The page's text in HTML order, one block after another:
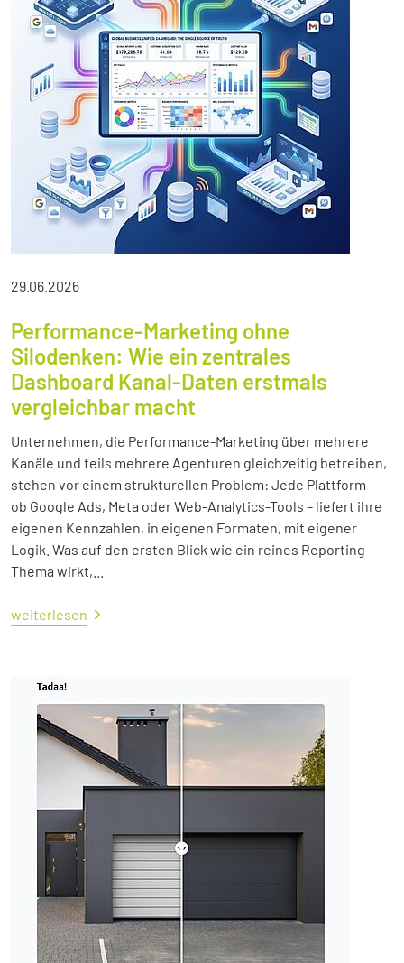
29.06.2026
Performance-Marketing ohne
Silodenken: Wie ein zentrales
Dashboard Kanal-Daten erstmals
vergleichbar macht
Unternehmen, die Performance-Marketing über mehrere
Kanäle und teils mehrere Agenturen gleichzeitig betreiben,
stehen vor einem strukturellen Problem: Jede Plattform –
ob Google Ads, Meta oder Web-Analytics-Tools – liefert ihre
eigenen Kennzahlen, in eigenen Formaten, mit eigener
Logik. Was auf den ersten Blick wie ein reines Reporting-
Thema wirkt,...
weiterlesen